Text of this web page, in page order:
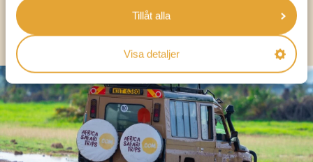
Tillåt alla
Visa detaljer
OLIKA LÄNDER